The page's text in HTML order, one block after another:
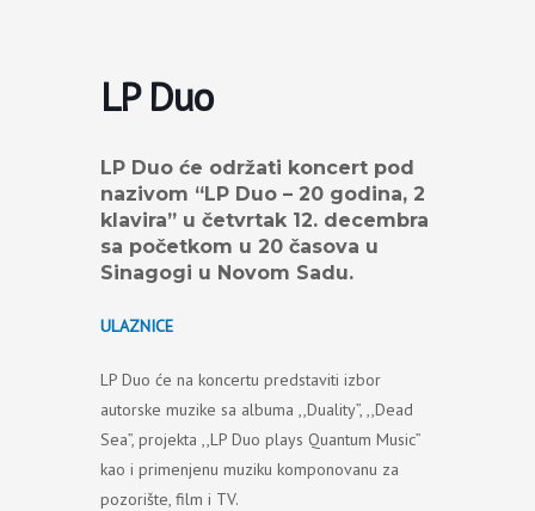
LP Duo
LP Duo će održati koncert pod
nazivom “LP Duo – 20 godina, 2
klavira” u četvrtak 12. decembra
sa početkom u 20 časova u
Sinagogi u Novom Sadu.
ULAZNICE
LP Duo će na koncertu predstaviti izbor
autorske muzike sa albuma ,,Duality”, ,,Dead
Sea”, projekta ,,LP Duo plays Quantum Music”
kao i primenjenu muziku komponovanu za
pozorište, film i TV.